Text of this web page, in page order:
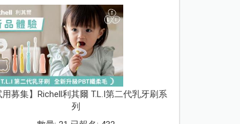
用募集】Richell利其爾 T.L.I第二代乳牙刷系
列